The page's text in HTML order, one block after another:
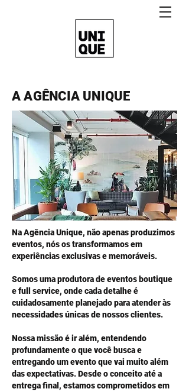
A AGÊNCIA UNIQUE
Na Agência Unique, não apenas produzimos
eventos, nós os transformamos em
experiências exclusivas e memoráveis.
Somos uma produtora de eventos boutique
e full service, onde cada detalhe é
cuidadosamente planejado para atender às
necessidades únicas de nossos clientes.
Nossa missão é ir além, entendendo
profundamente o que você busca e
entregando um evento que vai muito além
das expectativas. Desde o conceito até a
entrega final, estamos comprometidos em